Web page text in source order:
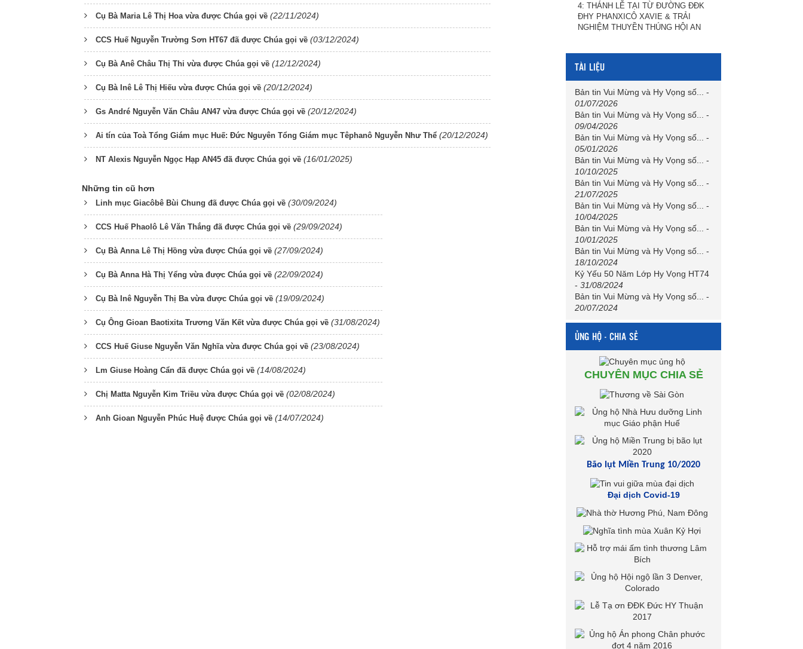
Cụ Bà Maria Lê Thị Hoa vừa được Chúa gọi về (22/11/2024)
CCS Huế Nguyễn Trường Sơn HT67 đã được Chúa gọi về (03/12/2024)
Cụ Bà Anê Châu Thị Thi vừa được Chúa gọi về (12/12/2024)
Cụ Bà Inê Lê Thị Hiếu vừa được Chúa gọi về (20/12/2024)
Gs André Nguyễn Văn Châu AN47 vừa được Chúa gọi về (20/12/2024)
Ai tín của Toà Tổng Giám mục Huế: Đức Nguyên Tổng Giám mục Têphanô Nguyễn Như Thể (20/12/2024)
NT Alexis Nguyễn Ngọc Hạp AN45 đã được Chúa gọi về (16/01/2025)
Những tin cũ hơn
Linh mục Giacôbê Bùi Chung đã được Chúa gọi về (30/09/2024)
CCS Huế Phaolô Lê Văn Thắng đã được Chúa gọi về (29/09/2024)
Cụ Bà Anna Lê Thị Hồng vừa được Chúa gọi về (27/09/2024)
Cụ Bà Anna Hà Thị Yểng vừa được Chúa gọi về (22/09/2024)
Cụ Bà Inê Nguyễn Thị Ba vừa được Chúa gọi về (19/09/2024)
Cụ Ông Gioan Baotixita Trương Văn Kết vừa được Chúa gọi về (31/08/2024)
CCS Huế Giuse Nguyễn Văn Nghĩa vừa được Chúa gọi về (23/08/2024)
Lm Giuse Hoàng Cẩn đã được Chúa gọi về (14/08/2024)
Chị Matta Nguyễn Kim Triều vừa được Chúa gọi về (02/08/2024)
Anh Gioan Nguyễn Phúc Huệ được Chúa gọi về (14/07/2024)
4: THÁNH LỄ TẠI TỪ ĐƯỜNG ĐĐK
ĐHY PHANXICÔ XAVIE & TRẢI
NGHIỆM THUYỀN THÚNG HỘI AN
TÀI LIỆU
Bản tin Vui Mừng và Hy Vọng số...
-
01/07/2026
Bản tin Vui Mừng và Hy Vọng số...
-
09/04/2026
Bản tin Vui Mừng và Hy Vọng số...
-
05/01/2026
Bản tin Vui Mừng và Hy Vọng số...
-
10/10/2025
Bản tin Vui Mừng và Hy Vọng số...
-
21/07/2025
Bản tin Vui Mừng và Hy Vọng số...
-
10/04/2025
Bản tin Vui Mừng và Hy Vọng số...
-
10/01/2025
Bản tin Vui Mừng và Hy Vọng số...
-
18/10/2024
Kỷ Yếu 50 Năm Lớp Hy Vọng HT74
- 31/08/2024
Bản tin Vui Mừng và Hy Vọng số...
-
20/07/2024
ỦNG HỘ - CHIA SẺ
CHUYÊN MỤC CHIA SẺ
Bão lụt Miền Trung 10/2020
Đại dịch Covid-19